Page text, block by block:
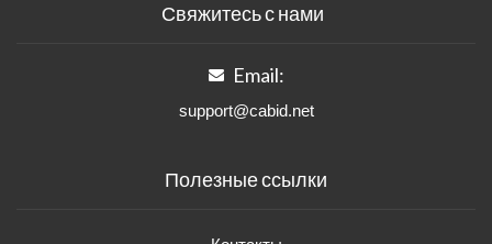
Свяжитесь с нами
Email:
support@cabid.net
Полезные ссылки